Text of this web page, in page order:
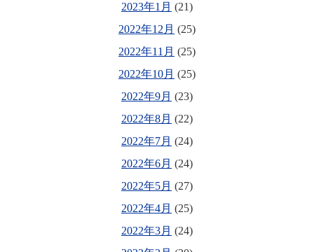
2023年1月 (21)
2022年12月 (25)
2022年11月 (25)
2022年10月 (25)
2022年9月 (23)
2022年8月 (22)
2022年7月 (24)
2022年6月 (24)
2022年5月 (27)
2022年4月 (25)
2022年3月 (24)